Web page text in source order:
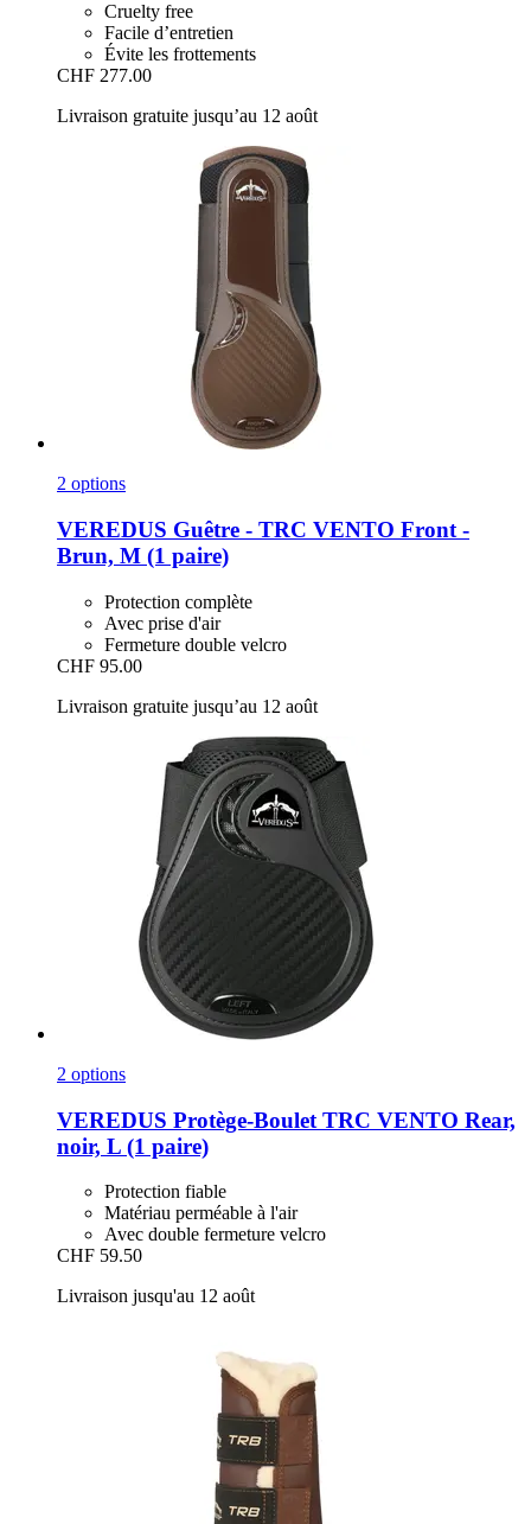
Cruelty free
Facile d’entretien
Évite les frottements
CHF 277.00
Livraison gratuite jusqu’au 12 août
2 options
VEREDUS Guêtre -​ TRC VENTO Front -​
Brun, M (1 paire)
Protection complète
Avec prise d'air
Fermeture double velcro
CHF 95.00
Livraison gratuite jusqu’au 12 août
2 options
VEREDUS Protège-​Boulet TRC VENTO Rear,
noir, L (1 paire)
Protection fiable
Matériau perméable à l'air
Avec double fermeture velcro
CHF 59.50
Livraison jusqu'au 12 août